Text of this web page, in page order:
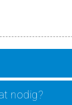
nodig?